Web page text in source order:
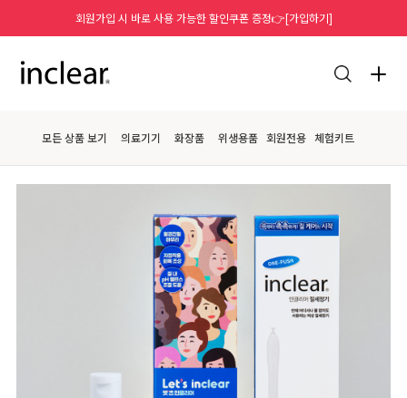
회원가입 시 바로 사용 가능한 할인쿠폰 증정👉[가입하기]
모든 상품 보기 의료기기 화장품 위생용품 회원전용 체험키트